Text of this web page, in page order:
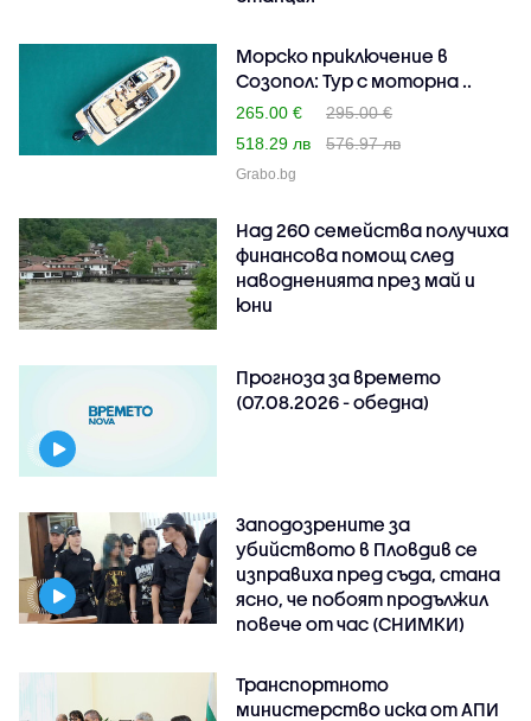
Морско приключение в
Созопол: Тур с моторна ..
265.00 €
295.00 €
518.29 лв
576.97 лв
Grabo.bg
Над 260 семейства получиха
финансова помощ след
наводненията през май и
юни
Прогноза за времето
(07.08.2026 - обедна)
Заподозрените за
убийството в Пловдив се
изправиха пред съда, стана
ясно, че побоят продължил
повече от час (СНИМКИ)
Транспортното
министерство иска от АПИ